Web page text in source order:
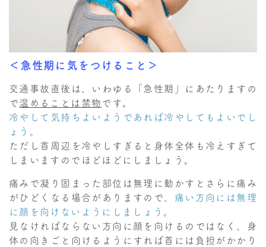
＜急性期に気をつけること＞
交通事故直後は、いわゆる「急性期」にあたりますの
で温めることは禁物です。
冷やして気持ちよいようであれば冷やしてもよいでし
ょう。
ただし首周辺を冷やしすぎると身体全体も冷えすぎて
しまいますのでほどほどにしましょう。
痛みで凝り固まった部位は無理に動かすとさらに痛み
がひどくなる場合がありますので、 痛い方向には無理
に顔を向けないようにしましょう。
見なければならない方向に顔を向けるのではなく、身
体の向きごと向けるようにすれば首には負担がかかり